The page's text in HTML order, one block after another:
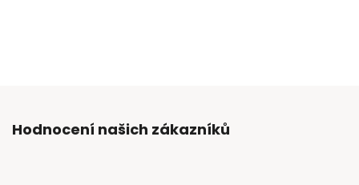
Hodnocení našich zákazníků